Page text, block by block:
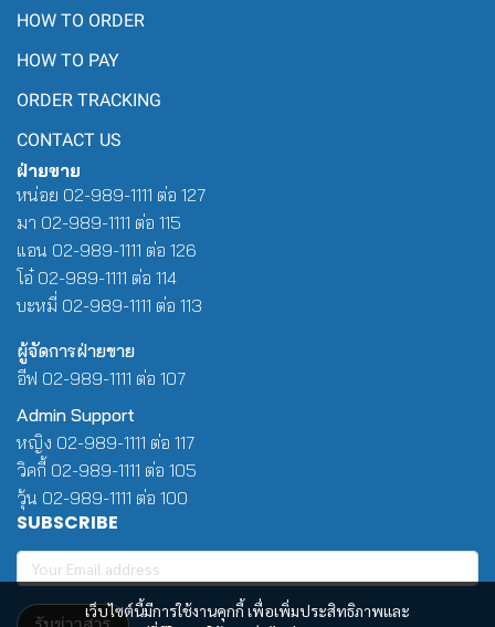
เว็บไซต์นี้มีการใช้งานคุกกี้ เพื่อเพิ่มประสิทธิภาพและ
HOW TO ORDER
HOW TO PAY
ORDER TRACKING
CONTACT US
ฝ่ายขาย
หน่อย 02-989-1111 ต่อ 127
มา 02-989-1111 ต่อ 115
แอน 02-989-1111 ต่อ 126
โอ๋ 02-989-1111 ต่อ 114
บะหมี่ 02-989-1111 ต่อ 113
ผู้จัดการฝ่ายขาย
อีฟ 02-989-1111 ต่อ 107
Admin Support
หญิง 02-989-1111 ต่อ 117
วิคกี้ 02-989-1111 ต่อ 105
วุ้น 02-989-1111 ต่อ 100
SUBSCRIBE